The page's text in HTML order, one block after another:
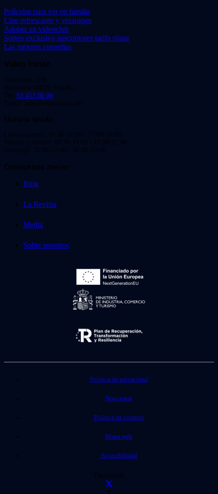
Películas para ver en familia
Cine refrescante y veraniego
Adopta un videoclub
Sorteo exclusivo suscriptores tarifa plana
Las mejores comedias
Video Instan
Viladomat, 239
Barcelona 08029. España.
Tel: 93 453 00 00
Email: info@videoinstan.net
Horario tienda
Lunes a jueves: 10:30-14:00 / 17:00-20:00
Viernes y sábado: 10:30-14:00 / 17:00-21:00
Domingo: 11:00-15:00 / 16:00-20:00
Conócenos mejor
Blog
La Revista
Media
Sobre nosotros
Política de privacidad
Nota legal
Política de cookies
Mapa web
Accesibilidad
Facebook